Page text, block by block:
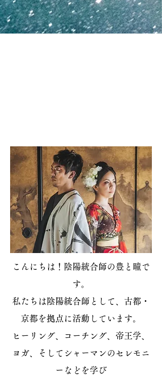
こんにちは！陰陽統合師の豊と瞳で
す。
私たちは陰陽統合師として、古都・
京都を拠点に活動しています。
ヒーリング、コーチング、帝王学、
ヨガ、そしてシャーマンのセレモニ
ーなどを学び